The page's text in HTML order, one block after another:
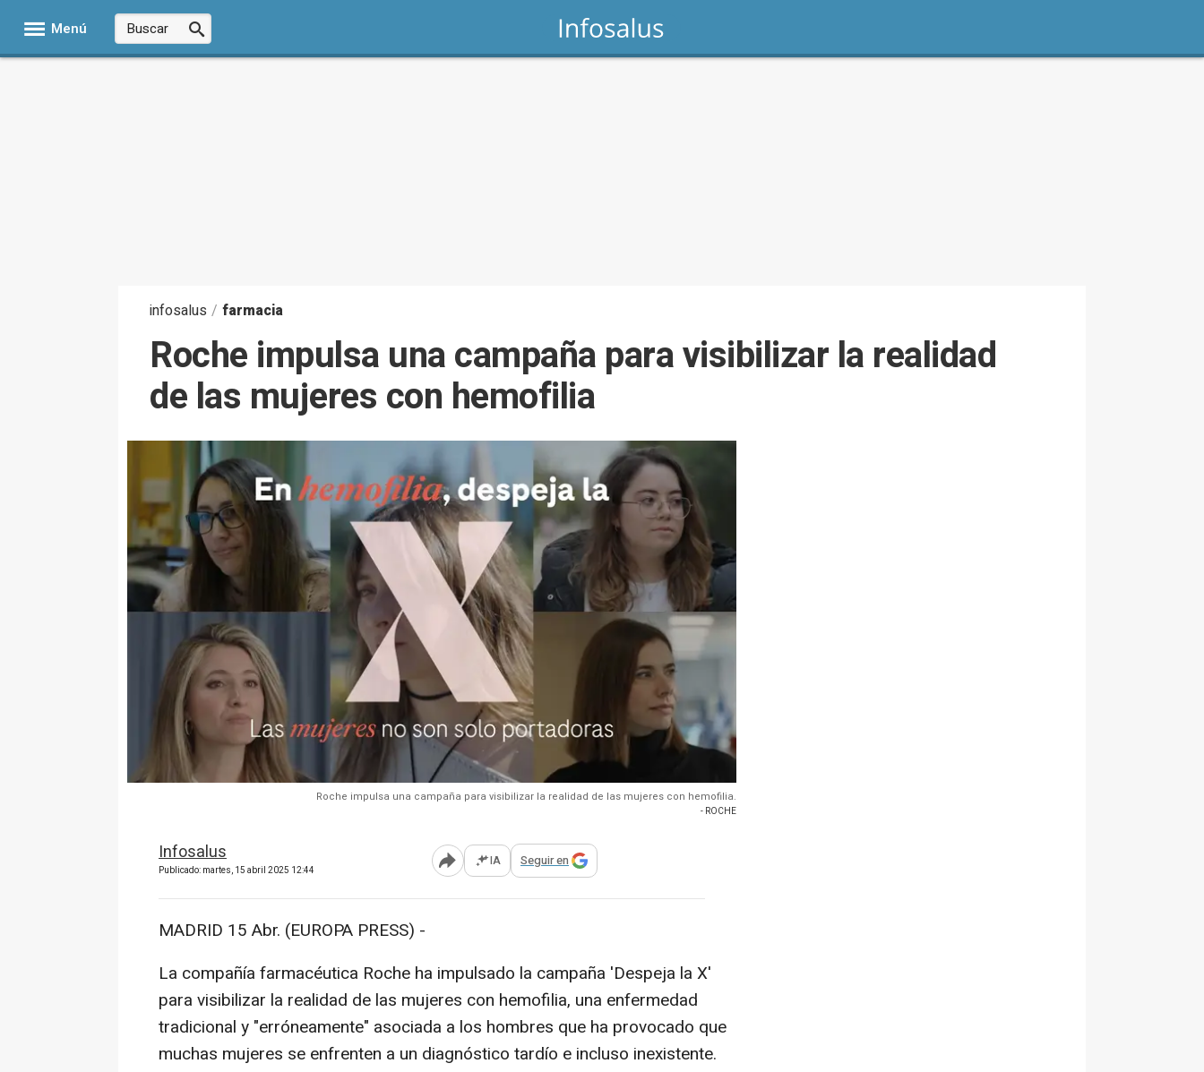
Menú
infosalus / farmacia
Roche impulsa una campaña para visibilizar la realidad
de las mujeres con hemofilia
Roche impulsa una campaña para visibilizar la realidad de las mujeres con hemofilia.
- ROCHE
Infosalus
Publicado: martes, 15 abril 2025 12:44 Abrir opciones para compartir
IA Seguir en
MADRID 15 Abr. (EUROPA PRESS) -
La compañía farmacéutica Roche ha impulsado la campaña 'Despeja la X'
para visibilizar la realidad de las mujeres con hemofilia, una enfermedad
tradicional y "erróneamente" asociada a los hombres que ha provocado que
muchas mujeres se enfrenten a un diagnóstico tardío e incluso inexistente.